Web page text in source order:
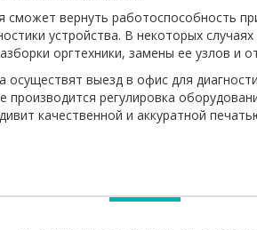
сможет вернуть работоспособность
устройства. В некоторых
оргтехники, замены ее узлов и
выезд в офис для
регулировка
качественной и аккуратной